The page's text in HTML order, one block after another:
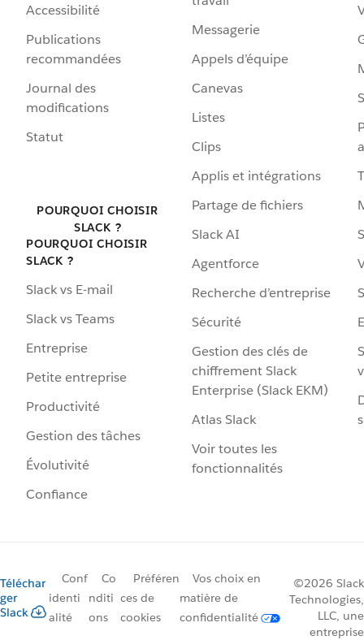
Accessibilité
Publications
recommandées
Journal des
modifications
Statut
POURQUOI CHOISIR
SLACK ?
POURQUOI CHOISIR
SLACK ?
Slack vs E-mail
Slack vs Teams
Entreprise
Petite entreprise
Productivité
Gestion des tâches
Évolutivité
Confiance
Messagerie
Appels d’équipe
Canevas
Listes
Clips
Applis et intégrations
Partage de fichiers
Slack AI
Agentforce
Recherche d’entreprise
Sécurité
Gestion des clés de
chiffrement Slack
Enterprise (Slack EKM)
Atlas Slack
Voir toutes les
fonctionnalités
Téléchar
ger
Slack
Conf
identi
alité
Co
nditi
ons
Préféren
ces de
cookies
Vos choix en
matière de
confidentialité
©2026 Slack
Technologies,
LLC, une
entreprise